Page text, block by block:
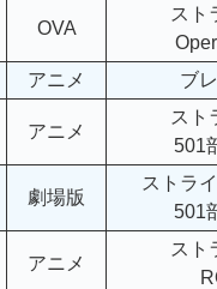
OVA
スト
アニメ ブ
アニメ
スト
501
劇場版
ストラ
501
アニメ
スト